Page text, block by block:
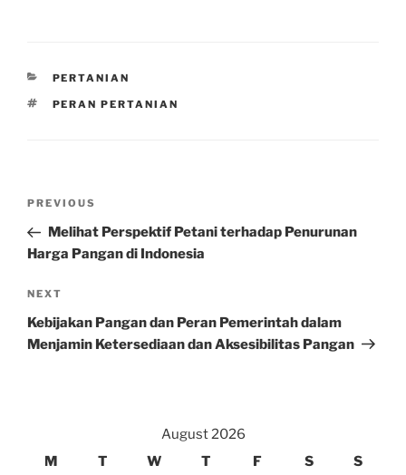
CATEGORIES
PERTANIAN
TAGS
PERAN PERTANIAN
Previous
Post
PREVIOUS
Melihat Perspektif Petani terhadap Penurunan
Harga Pangan di Indonesia
Next
Post
NEXT
Kebijakan Pangan dan Peran Pemerintah dalam
Menjamin Ketersediaan dan Aksesibilitas Pangan
August 2026
M
T W T F S S